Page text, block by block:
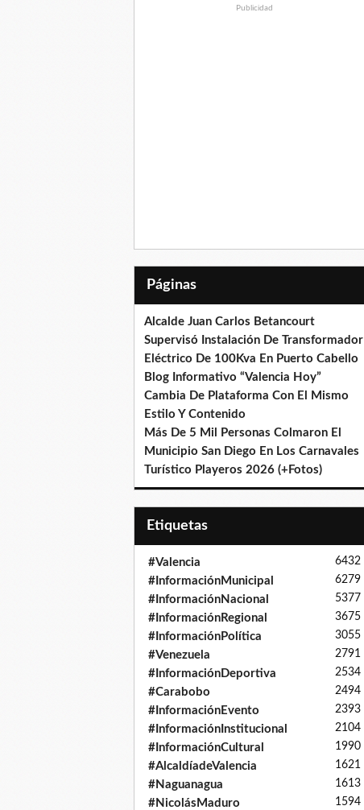
Publicidad
Páginas
Alcalde Juan Carlos Betancourt
Supervisó Instalación De Transformador
Eléctrico De 100Kva En Puerto Cabello
Blog Informativo “Valencia Hoy”
Cambia De Plataforma Con El Mismo
Estilo Y Contenido
Más De 5 Mil Personas Colmaron El
Municipio San Diego En Los Carnavales
Turístico Playeros 2026 (+Fotos)
Etiquetas
#Valencia 6432
#InformaciónMunicipal 6279
#InformaciónNacional 5377
#InformaciónRegional 3675
#InformaciónPolítica 3055
#Venezuela 2791
#InformaciónDeportiva 2534
#Carabobo 2494
#InformaciónEvento 2393
#InformaciónInstitucional 2104
#InformaciónCultural 1990
#AlcaldíadeValencia 1621
#Naguanagua 1613
#NicolásMaduro 1594